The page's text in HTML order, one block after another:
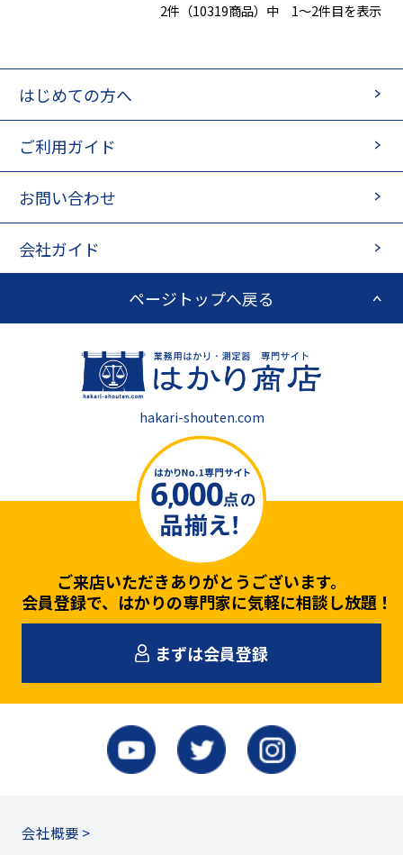
・IP65規格適合、CZ-B320S、CZ-B620SはIP44相当または準
2件（10319商品）中 1～2件目を表示
会社概要 >
ご来店いただきありがとうございます。
会員登録で、はかりの専門家に気軽に相談し放題！
まずは会員登録
はじめての方へ
ご利用ガイド
お問い合わせ
会社ガイド
ページトップへ戻る
hakari-shouten.com